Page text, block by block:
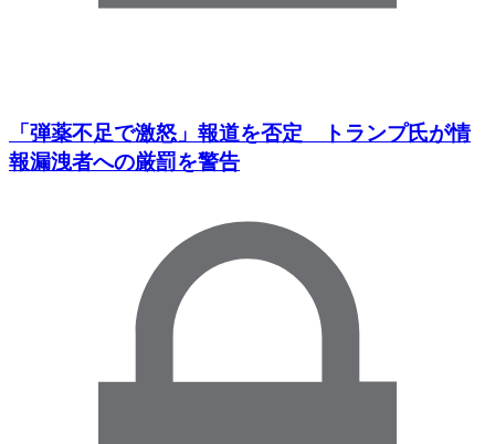
「弾薬不足で激怒」報道を否定 トランプ氏が情
報漏洩者への厳罰を警告